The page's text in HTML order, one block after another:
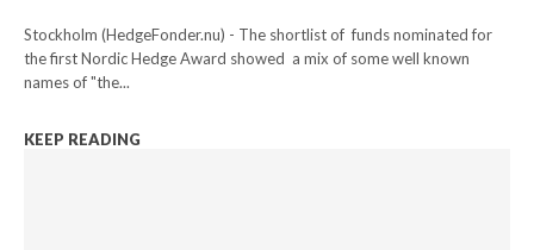
Stockholm (HedgeFonder.nu) - The shortlist of funds nominated for
the first Nordic Hedge Award showed a mix of some well known
names of "the...
KEEP READING